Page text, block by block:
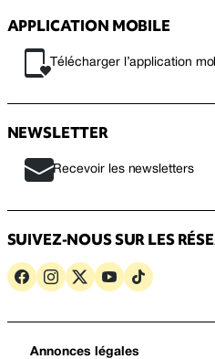
APPLICATION MOBILE
Télécharger l’application
NEWSLETTER
Recevoir les newsletters
SUIVEZ-NOUS SUR LES
Annonces légales